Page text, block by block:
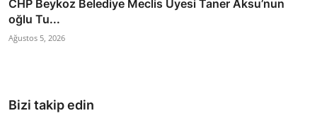
CHP Beykoz Belediye Meclis Üyesi Taner Aksu’nun
oğlu Tu...
Ağustos 5, 2026
Bizi takip edin